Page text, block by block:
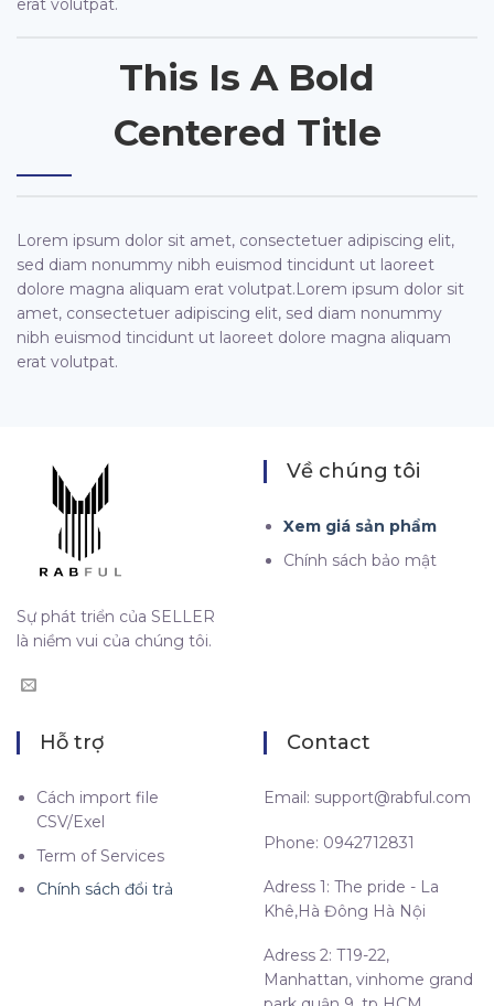
erat volutpat.
This Is A Bold
Centered Title
Lorem ipsum dolor sit amet, consectetuer adipiscing elit,
sed diam nonummy nibh euismod tincidunt ut laoreet
dolore magna aliquam erat volutpat.Lorem ipsum dolor sit
amet, consectetuer adipiscing elit, sed diam nonummy
nibh euismod tincidunt ut laoreet dolore magna aliquam
erat volutpat.
Sự phát triển của SELLER
là niềm vui của chúng tôi.
Về chúng tôi
Xem giá sản phẩm
Chính sách bảo mật
Hỗ trợ
Cách import file
CSV/Exel
Term of Services
Chính sách đổi trả
Contact
Email: support@rabful.com
Phone: 0942712831
Adress 1: The pride - La
Khê,Hà Đông Hà Nội
Adress 2: T19-22,
Manhattan, vinhome grand